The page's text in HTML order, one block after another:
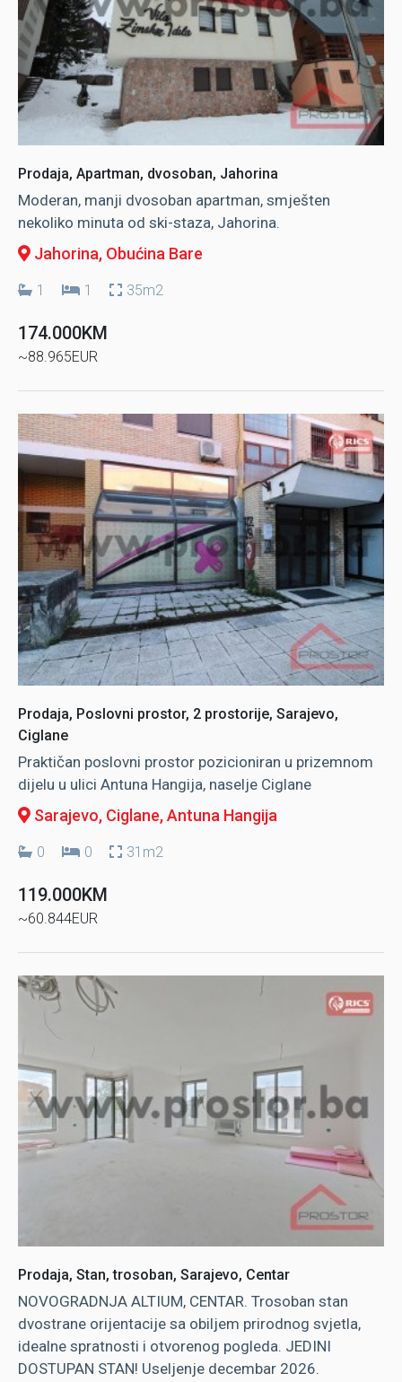
Prodaja, Apartman, dvosoban, Jahorina
Moderan, manji dvosoban apartman, smješten
nekoliko minuta od ski-staza, Jahorina.
Jahorina, Obućina Bare
1 1 35m2
174.000KM
~88.965EUR
Prodaja, Poslovni prostor, 2 prostorije, Sarajevo,
Ciglane
Praktičan poslovni prostor pozicioniran u prizemnom
dijelu u ulici Antuna Hangija, naselje Ciglane
Sarajevo, Ciglane, Antuna Hangija
0 0 31m2
119.000KM
~60.844EUR
Prodaja, Stan, trosoban, Sarajevo, Centar
NOVOGRADNJA ALTIUM, CENTAR. Trosoban stan
dvostrane orijentacije sa obiljem prirodnog svjetla,
idealne spratnosti i otvorenog pogleda. JEDINI
DOSTUPAN STAN! Useljenje decembar 2026.